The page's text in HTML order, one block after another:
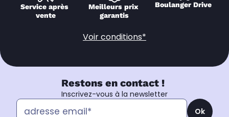
Service après
vente
Meilleurs prix
garantis
Boulanger Drive
Voir conditions*
Restons en contact !
Inscrivez-vous à la newsletter
Ok